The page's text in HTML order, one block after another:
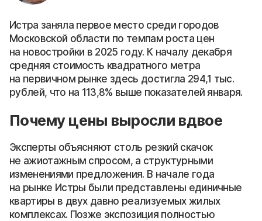
Истра заняла первое место среди городов
Московской области по темпам роста цен
на новостройки в 2025 году. К началу декабря
средняя стоимость квадратного метра
на первичном рынке здесь достигла 294,1 тыс.
рублей, что на 113,8% выше показателей января.
Почему цены выросли вдвое
Эксперты объясняют столь резкий скачок
не ажиотажным спросом, а структурными
изменениями предложения. В начале года
на рынке Истры были представлены единичные
квартиры в двух давно реализуемых жилых
комплексах. Позже экспозиция полностью